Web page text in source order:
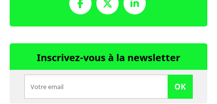
Inscrivez-vous à la newsletter
OK